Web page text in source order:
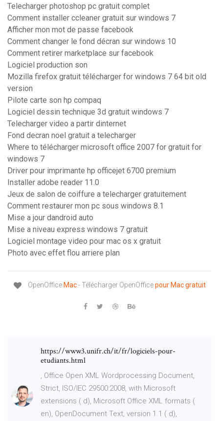
Telecharger photoshop pc gratuit complet
Comment installer ccleaner gratuit sur windows 7
Afficher mon mot de passe facebook
Comment changer le fond décran sur windows 10
Comment retirer marketplace sur facebook
Logiciel production son
Mozilla firefox gratuit télécharger for windows 7 64 bit old
version
Pilote carte son hp compaq
Logiciel dessin technique 3d gratuit windows 7
Telecharger video a partir dinternet
Fond decran noel gratuit a telecharger
Where to télécharger microsoft office 2007 for gratuit for
windows 7
Driver pour imprimante hp officejet 6700 premium
Installer adobe reader 11.0
Jeux de salon de coiffure a telecharger gratuitement
Comment restaurer mon pc sous windows 8.1
Mise a jour dandroid auto
Mise a niveau express windows 7 gratuit
Logiciel montage video pour mac os x gratuit
Photo avec effet flou arriere plan
OpenOffice Mac- Télécharger OpenOfficepour Mac gratuit
https://www3.unifr.ch/it/fr/logiciels-pour-
etudiants.html
, Office Open XML Wordprocessing Document,
Strict, ISO/IEC 29500:2008, with Microsoft
extensions ( d), Microsoft Office XML formats (
en), OpenDocument Text, version 1.1 ( d),